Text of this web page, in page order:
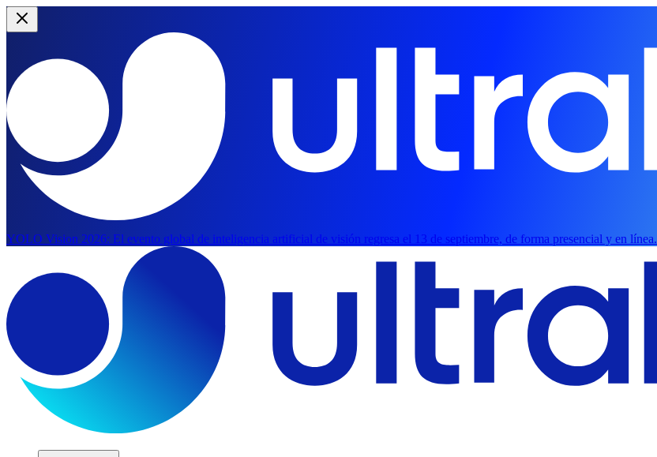
YOLO Vision 2026: El evento global de inteligencia artificial de visión regresa el 13 de septiembre, de forma presencial y en línea.